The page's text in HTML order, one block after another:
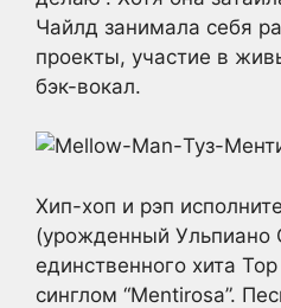
Чайлд занимала себя
проекты, участие в
бэк-вокал.
Хип-хоп и рэп
(урожденный Ульпиано
единственного хита
синглом “Mentirosa”.